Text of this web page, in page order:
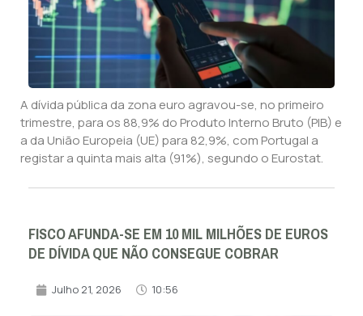
A dívida pública da zona euro agravou-se, no primeiro
trimestre, para os 88,9% do Produto Interno Bruto (PIB) e
a da União Europeia (UE) para 82,9%, com Portugal a
registar a quinta mais alta (91%), segundo o Eurostat.
FISCO AFUNDA-SE EM 10 MIL MILHÕES DE EUROS
DE DÍVIDA QUE NÃO CONSEGUE COBRAR
Julho 21, 2026 10:56